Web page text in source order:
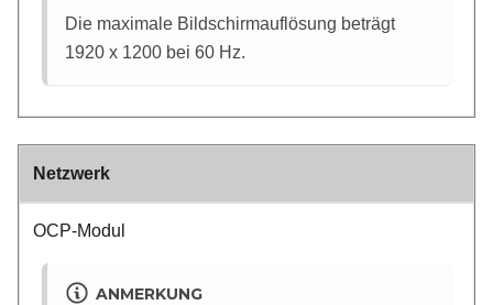
Die maximale Bildschirmauflösung beträgt
1920 x 1200 bei 60 Hz.
Netzwerk
OCP-Modul
ANMERKUNG